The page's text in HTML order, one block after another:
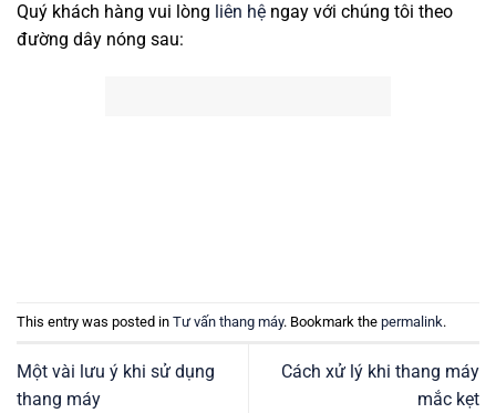
Quý khách hàng vui lòng liên hệ ngay với chúng tôi theo
đường dây nóng sau:
This entry was posted in Tư vấn thang máy. Bookmark the permalink.
Một vài lưu ý khi sử dụng
thang máy
Cách xử lý khi thang máy
mắc kẹt